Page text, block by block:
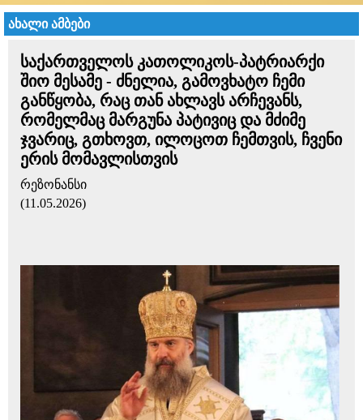
ახალი ამბები
საქართველოს კათოლიკოს-პატრიარქი
შიო მესამე - ძნელია, გამოვხატო ჩემი
განწყობა, რაც თან ახლავს არჩევანს,
რომელმაც მარგუნა პატივიც და მძიმე
ჯვარიც, გთხოვთ, ილოცოთ ჩემთვის, ჩვენი
ერის მომავლისთვის
რეზონანსი
(11.05.2026)